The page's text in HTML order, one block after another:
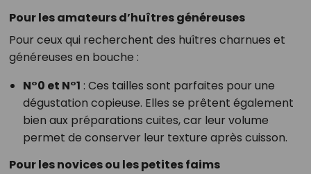
Pour les amateurs d’huîtres généreuses
Pour ceux qui recherchent des huîtres charnues et
généreuses en bouche :
N°0 et N°1 : Ces tailles sont parfaites pour une
dégustation copieuse. Elles se prêtent également
bien aux préparations cuites, car leur volume
permet de conserver leur texture après cuisson.
Pour les novices ou les petites faims